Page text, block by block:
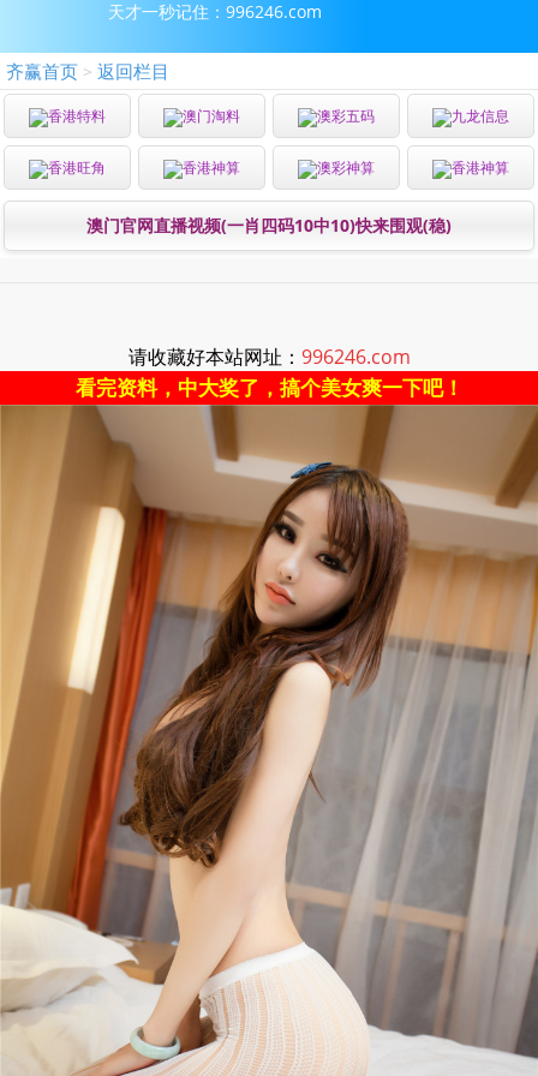
天才一秒记住：996246.com
齐赢首页 > 返回栏目
香港特料 澳门淘料 澳彩五码 九龙信息
香港旺角 香港神算 澳彩神算 香港神算
澳门官网直播视频(一肖四码10中10)快来围观(稳)
请收藏好本站网址： 996246.com
看完资料，中大奖了，搞个美女爽一下吧！